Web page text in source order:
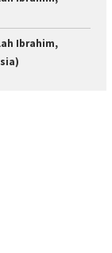
Ibrahim,